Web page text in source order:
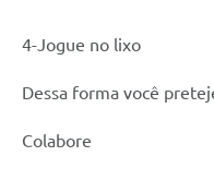
4-Jogue no lixo
Dessa forma você
Colabore